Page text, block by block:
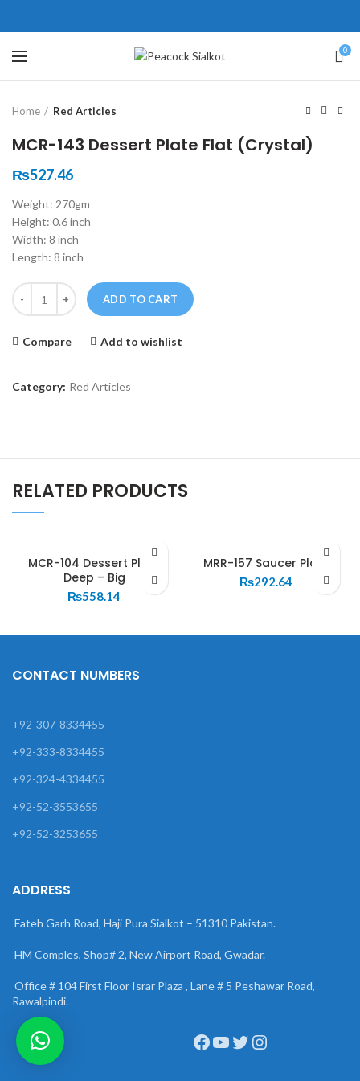
0
Click to enlarge
Home Red Articles
MCR-143 Dessert Plate Flat (Crystal)
₨527.46
Weight: 270gm
Height: 0.6 inch
Width: 8 inch
Length: 8 inch
Quantity
ADD TO CART
Compare Add to wishlist
Category: Red Articles
RELATED PRODUCTS
MCR-104 Dessert Plate
Deep – Big
₨558.14
MRR-157 Saucer Plate
₨292.64
壯陽藥台灣購物
，這不是因為缺乏性生活，而
因為缺乏溝通，所以保持談話很
盾越來越大，往往這是ED的情
會變得更加嚴重。
犀利士壯陽藥線上購買
戲都可以很好的幫助你獲得一
高質量的夫妻生活。犀利士治療
鬆，便於陰莖快速充血達到滿
堅硬勃起。在醫學界和陽痿病
望下，犀利士作為新一批藥
有其優良特點。
CONTACT NUMBERS
+92-307-8334455
+92-333-8334455
+92-324-4334455
+92-52-3553655
+92-52-3253655
ADDRESS
Fateh Garh Road, Haji Pura Sialkot – 51310 Pakistan.
HM Comples, Shop# 2, New Airport Road, Gwadar.
Office # 104 First Floor Israr Plaza , Lane # 5 Peshawar Road,
Rawalpindi.
Facebook
YouTube
Twitter
Instagram